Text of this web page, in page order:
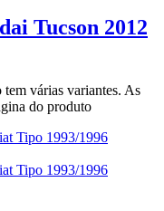
Tucson 2012
tem várias variantes. As
do produto